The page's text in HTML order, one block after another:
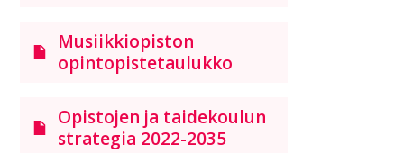
Musiikkiopiston
opintopistetaulukko
Opistojen ja taidekoulun
strategia 2022-2035